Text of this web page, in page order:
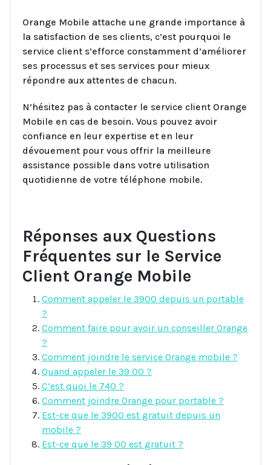
Orange Mobile attache une grande importance à
la satisfaction de ses clients, c’est pourquoi le
service client s’efforce constamment d’améliorer
ses processus et ses services pour mieux
répondre aux attentes de chacun.
N’hésitez pas à contacter le service client Orange
Mobile en cas de besoin. Vous pouvez avoir
confiance en leur expertise et en leur
dévouement pour vous offrir la meilleure
assistance possible dans votre utilisation
quotidienne de votre téléphone mobile.
Réponses aux Questions
Fréquentes sur le Service
Client Orange Mobile
Comment appeler le 3900 depuis un portable
?
Comment faire pour avoir un conseiller Orange
?
Comment joindre le service Orange mobile ?
Quand appeler le 39 00 ?
C’est quoi le 740 ?
Comment joindre Orange pour portable ?
Est-ce que le 3900 est gratuit depuis un
mobile ?
Est-ce que le 39 00 est gratuit ?